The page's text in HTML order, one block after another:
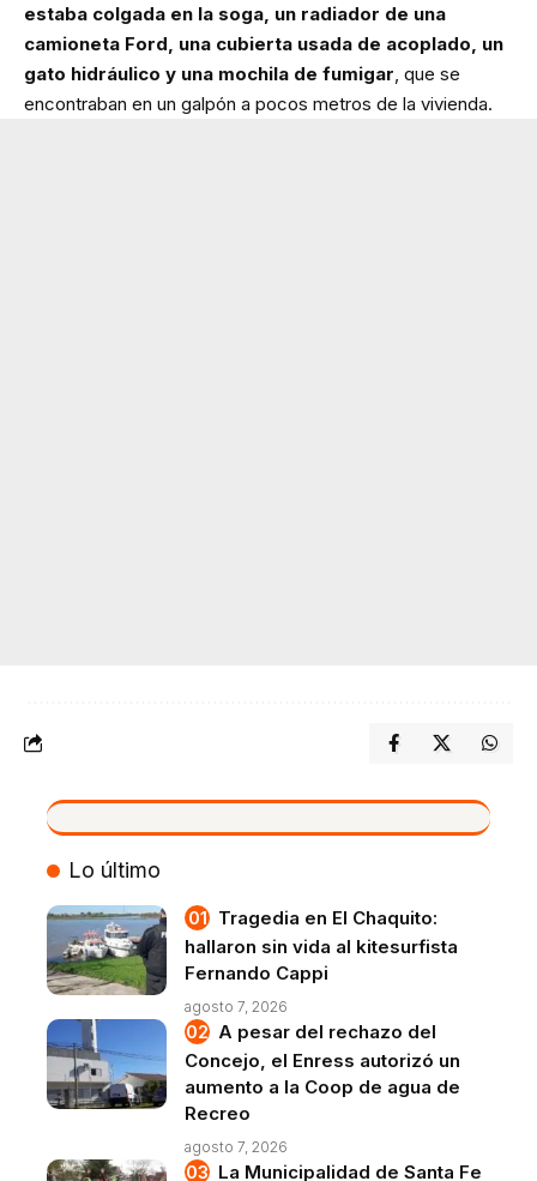
estaba colgada en la soga, un radiador de una
camioneta Ford, una cubierta usada de acoplado, un
gato hidráulico y una mochila de fumigar , que se
encontraban en un galpón a pocos metros de la vivienda.
VIVO
Lo último
Tragedia en El Chaquito:
hallaron sin vida al kitesurfista
Fernando Cappi
agosto 7, 2026
A pesar del rechazo del
Concejo, el Enress autorizó un
aumento a la Coop de agua de
Recreo
agosto 7, 2026
La Municipalidad de Santa Fe